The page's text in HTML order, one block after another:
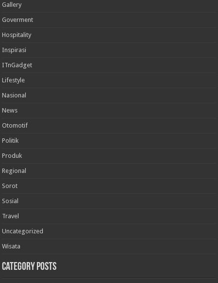
Gallery
Goverment
Hospitality
Inspirasi
ITnGadget
Lifestyle
Nasional
News
Otomotif
Politik
Produk
Regional
Sorot
Sosial
Travel
Uncategorized
Wisata
Category Posts